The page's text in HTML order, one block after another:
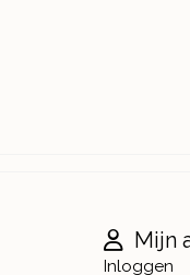
Mijn
Inloggen